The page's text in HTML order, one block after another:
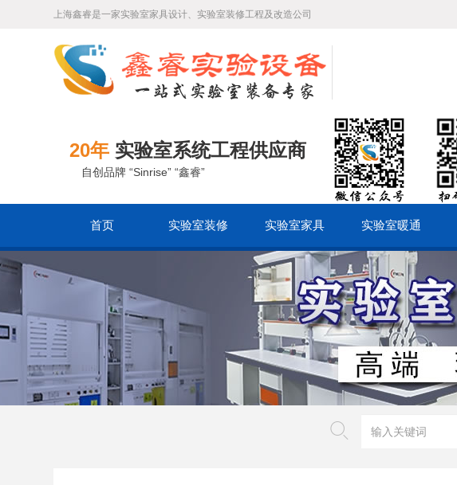
上海鑫睿是一家实验室家具设计、实验室装修工程及改造公司
20年 实验室系统工程供应商
自创品牌 “Sinrise” “鑫睿”
首页 实验室装修 实验室家具 实验室暖通